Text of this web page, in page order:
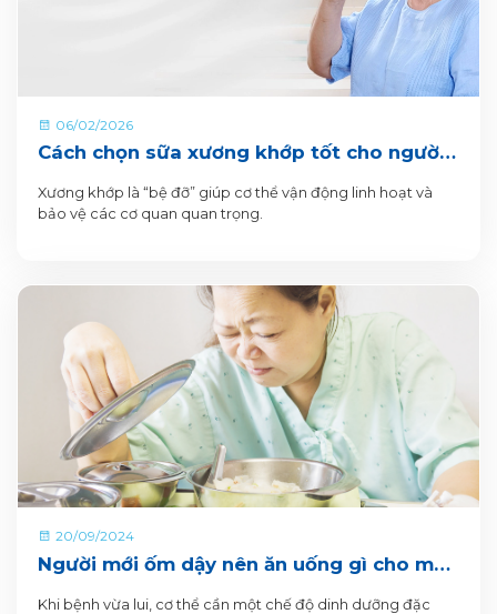
06/02/2026
Cách chọn sữa xương khớp tốt cho người
trung niên và người lớn tuổi
Xương khớp là “bệ đỡ” giúp cơ thể vận động linh hoạt và
bảo vệ các cơ quan quan trọng.
20/09/2024
Người mới ốm dậy nên ăn uống gì cho mau
Khi bệnh vừa lui, cơ thể cần một chế độ dinh dưỡng đặc